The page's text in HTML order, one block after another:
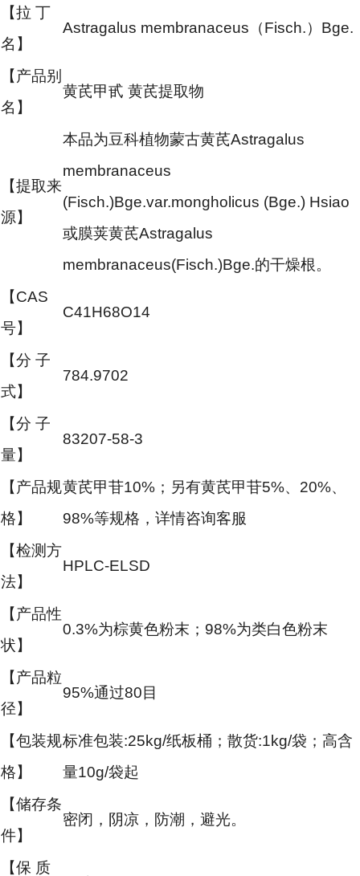
【拉 丁
名】
Astragalus membranaceus（Fisch.）Bge.
【产品别
名】
黄芪甲甙 黄芪提取物
【提取来
源】
本品为豆科植物蒙古黄芪Astragalus
membranaceus
(Fisch.)Bge.var.mongholicus (Bge.) Hsiao
或膜荚黄芪Astragalus
membranaceus(Fisch.)Bge.的干燥根。
【CAS
号】
C41H68O14
【分 子
式】
784.9702
【分 子
量】
83207-58-3
【产品规
格】
黄芪甲苷10%；另有黄芪甲苷5%、20%、
98%等规格，详情咨询客服
【检测方
法】
HPLC-ELSD
【产品性
状】
0.3%为棕黄色粉末；98%为类白色粉末
【产品粒
径】
95%通过80目
【包装规
格】
标准包装:25kg/纸板桶；散货:1kg/袋；高含
量10g/袋起
【储存条
件】
密闭，阴凉，防潮，避光。
【保 质